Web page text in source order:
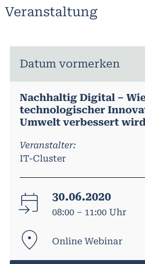
Veranstaltung
Datum vormerken
Nachhaltig Digital –
technologischer
Umwelt verbessert
Veranstalter:
IT-Cluster
30.06.2020
08:00 – 11:00 Uhr
Online Webinar